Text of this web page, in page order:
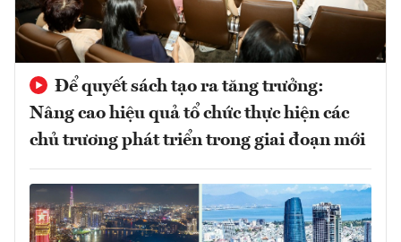
Để quyết sách tạo ra tăng trưởng:
Nâng cao hiệu quả tổ chức thực hiện các
chủ trương phát triển trong giai đoạn mới